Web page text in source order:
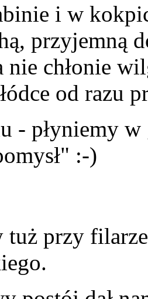
i w
przyjemną
nie chłonie
od razu
- płyniemy
:-)
tuż przy